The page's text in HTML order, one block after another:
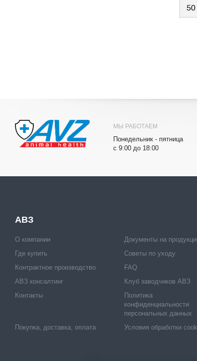
МЫ РАБОТАЕМ
Понедельник - пятница
с 9:00 до 18:00
АВЗ
О компании
Где купить
Контрактное производство
АВЗ консалтинг
Документы на
Советы по уходу
FAQ
Клуб заводчиков АВЗ
Контакты
Политика
конфиденциальности
персональных данных
Покупка, доставка, оплата
Условия обработки